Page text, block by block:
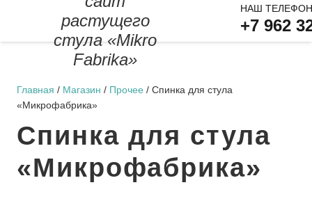
растущего
стула «Mikro
Fabrika»
НАШ
+7 962
Главная / Магазин / Прочее / Спинка для стула
«Микрофабрика»
Спинка для стула
«Микрофабрика»